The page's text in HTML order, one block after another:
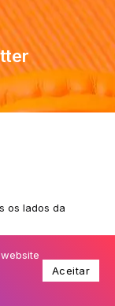
os lados da
Aceitar